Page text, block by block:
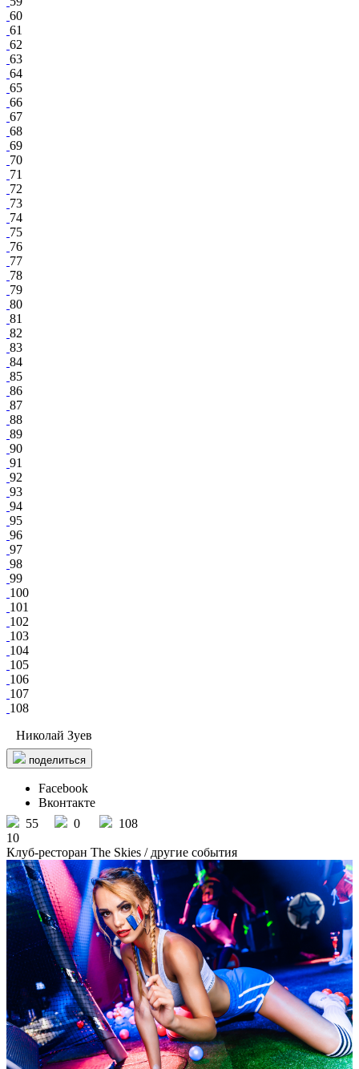
60
61
62
63
64
65
66
67
68
69
70
71
72
73
74
75
76
77
78
79
80
81
82
83
84
85
86
87
88
89
90
91
92
93
94
95
96
97
98
99
100
101
102
103
104
105
106
107
108
Николай Зуев
поделиться
Facebook
Вконтакте
55
0
108
10
Клуб-ресторан The Skies / другие события